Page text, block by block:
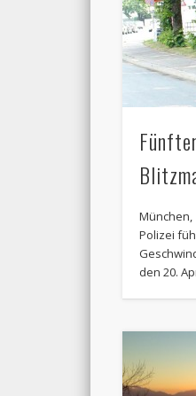
München,
Polizei
den 20.